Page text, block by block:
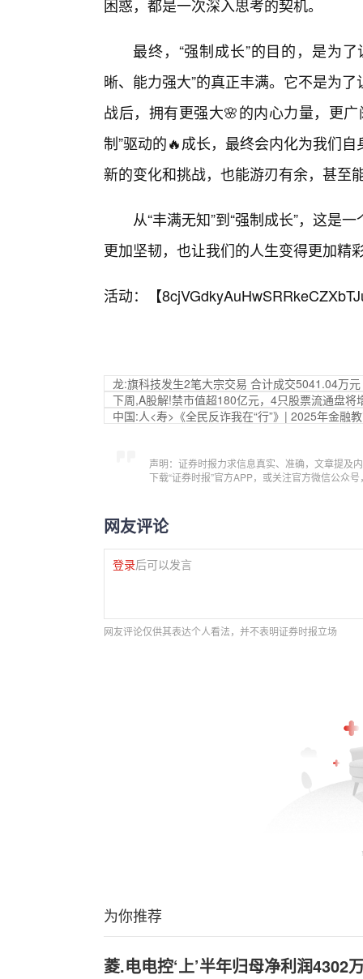
困惑，都是一次深入思考的契机。
最终，“强制成长”的目的，是为
晰、能力强大”的真正丰满。它不是为
战后，拥有更强大🌸的内心力量，更
制”驱动的🔥成长，最终会内化为我们
新的变化和挑战，也能游刃有余，甚至
从“丰满无知”到“强制成长”，这是
更加坚韧，也让我们的人生变得更加精
活动：【
龙:旗科技发生2笔大宗交易 合计成交5041.04万元
下周,A股解!禁市值超180亿元，4只股票流通盘将
中国:人<寿>《全民反诈我在“行”》| 2025年金融
声明：证券时报力求信息真实、准确，文章提及
下载“证券时报”官方APP，或关注官方微信公众
网友评论
登录后可以发言
网友评论仅供其表达个人看法，并不表明证券时报立场
为你推荐
菱.电电控‘上’半年归母净利润4302